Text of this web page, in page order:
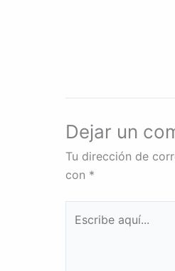
Dejar un
Tu dirección de
con *
aquí...